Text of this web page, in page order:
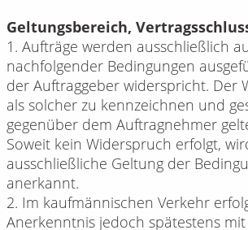
Geltungsbereich,
1. Aufträge werden ausschließlich
nachfolgender Bedingungen
der Auftraggeber widerspricht. Der
als solcher zu kennzeichnen und
gegenüber dem Auftragnehmer
Soweit kein Widerspruch erfolgt,
ausschließliche Geltung der
anerkannt.
2. Im kaufmännischen Verkehr
Anerkenntnis jedoch spätestens